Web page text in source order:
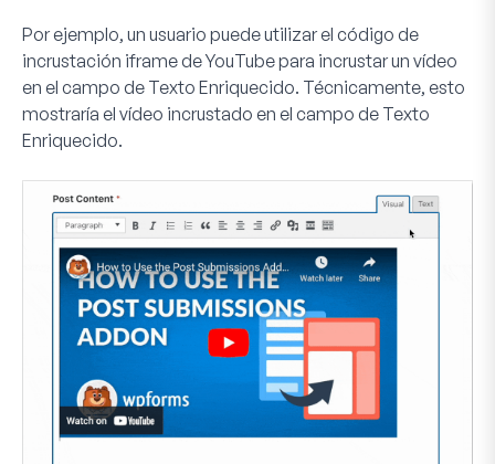
Por ejemplo, un usuario puede utilizar el código de
incrustación iframe de YouTube para incrustar un vídeo
en el campo de Texto Enriquecido. Técnicamente, esto
mostraría el vídeo incrustado en el campo de Texto
Enriquecido.